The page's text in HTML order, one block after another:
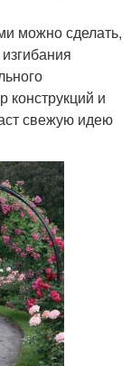
можно сделать,
конструкций и
свежую идею